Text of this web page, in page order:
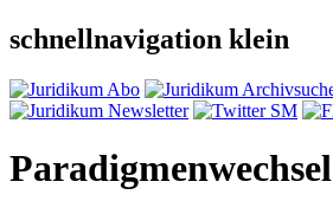
schnellnavigation klein
Paradigmenwechsel